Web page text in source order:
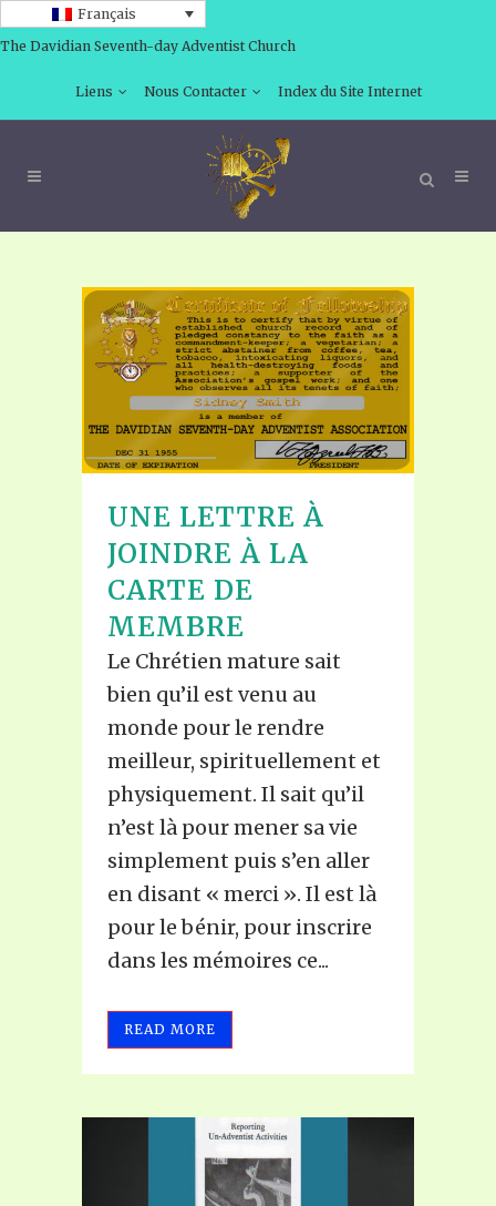
Français
The Davidian Seventh-day Adventist Church
Liens Nous Contacter Index du Site Internet
UNE LETTRE À
JOINDRE À LA
CARTE DE
MEMBRE
Le Chrétien mature sait
bien qu’il est venu au
monde pour le rendre
meilleur, spirituellement et
physiquement. Il sait qu’il
n’est là pour mener sa vie
simplement puis s’en aller
en disant « merci ». Il est là
pour le bénir, pour inscrire
dans les mémoires ce...
READ MORE